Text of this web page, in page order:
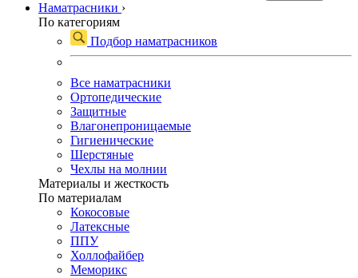
Наматрасники ›
По категориям
Подбор наматрасников
Все наматрасники
Ортопедические
Защитные
Влагонепроницаемые
Гигиенические
Шерстяные
Чехлы на молнии
Материалы и жесткость
По материалам
Кокосовые
Латексные
ППУ
Холлофайбер
Меморикс